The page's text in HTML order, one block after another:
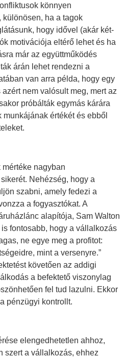
könnyen
különösen, ha a tagok
hogy idővel (akár két-
motivációja eltérő lehet és ha
már az együttműködés
árán lehet rendezni a
van arra példa, hogy egy
nem valósult meg, mert az
próbálták egymás kárára
értékét és ebből
nagyban
Nehézség, hogy a
szabni, amely fedezi a
a fogyasztókat. A
alapítója, Sam Walton
fontosabb, hogy a vállalkozás
ne egye meg a profitot:
mint a versenyre.”
követően az addigi
a befektető viszonylag
fel tud lazulni. Ekkor
pénzügyi kontrollt.
elengedhetetlen ahhoz,
szert a vállalkozás, ehhez